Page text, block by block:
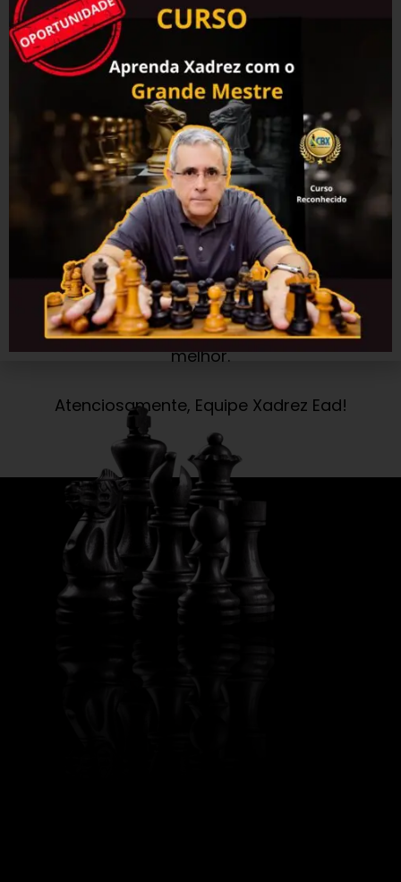
Temos uma equipe altamente qualificada
e estamos ansiosos para compartilhar
nosso conhecimento com você. Nossos
cursos são projetados para atender a
todos os níveis de habilidade, desde
iniciantes até jogadores avançados.
Estamos confiantes de que você
encontrará o que precisa no nosso site
para se tornar um jogador de xadrez
melhor.
Atenciosamente, Equipe Xadrez Ead!